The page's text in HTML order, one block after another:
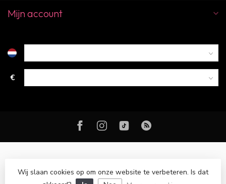
Mijn account
€
Wij slaan cookies op om onze website te verbeteren. Is dat